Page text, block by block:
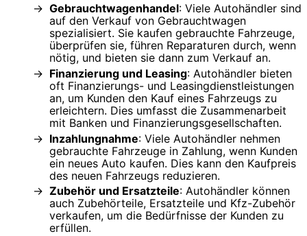
Gebrauchtwagenhandel: Viele Autohändler sind
auf den Verkauf von Gebrauchtwagen
spezialisiert. Sie kaufen gebrauchte Fahrzeuge,
überprüfen sie, führen Reparaturen durch, wenn
nötig, und bieten sie dann zum Verkauf an.
Finanzierung und Leasing: Autohändler bieten
oft Finanzierungs- und Leasingdienstleistungen
an, um Kunden den Kauf eines Fahrzeugs zu
erleichtern. Dies umfasst die Zusammenarbeit
mit Banken und Finanzierungsgesellschaften.
Inzahlungnahme: Viele Autohändler nehmen
gebrauchte Fahrzeuge in Zahlung, wenn Kunden
ein neues Auto kaufen. Dies kann den Kaufpreis
des neuen Fahrzeugs reduzieren.
Zubehör und Ersatzteile: Autohändler können
auch Zubehörteile, Ersatzteile und Kfz-Zubehör
verkaufen, um die Bedürfnisse der Kunden zu
erfüllen.